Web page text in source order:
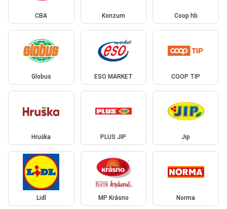
CBA Konzum Coop hb
Globus ESO MARKET COOP TIP
Hruška PLUS JIP Jip
Lidl MP Krásno Norma